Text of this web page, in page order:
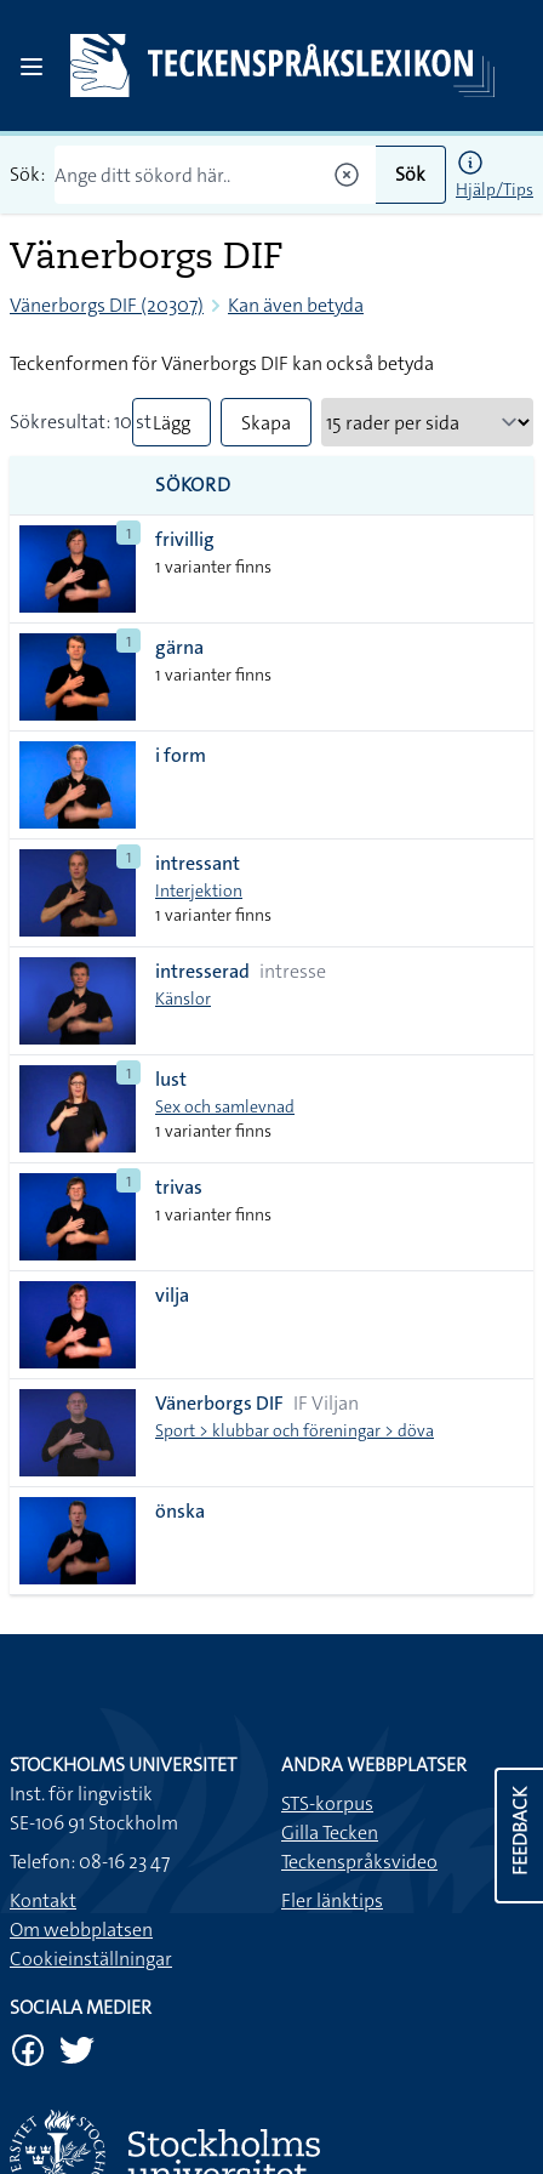
Sök: Sök
Hjälp/Tips
Vänerborgs DIF
Vänerborgs DIF (20307) Kan även betyda
Teckenformen för Vänerborgs DIF kan också betyda
Sökresultat: 10 stLägg
till
alla i
lista
Skapa
SÖKORD
1 frivillig
1 varianter finns
1 gärna
1 varianter finns
i form
1 intressant
Interjektion
1 varianter finns
intresserad intresse
Känslor
1 lust
Sex och samlevnad
1 varianter finns
1 trivas
1 varianter finns
vilja
Vänerborgs DIF IF Viljan
Sport > klubbar och föreningar > döva
önska
FEEDBACK
STOCKHOLMS UNIVERSITET
Inst. för lingvistik
SE-106 91 Stockholm
Telefon: 08-16 23 47
Kontakt
Om webbplatsen
Cookieinställningar
ANDRA WEBBPLATSER
STS-korpus
Gilla Tecken
Teckenspråksvideo
Fler länktips
SOCIALA MEDIER